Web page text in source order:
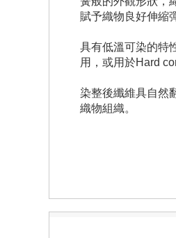
賦予織物良好伸縮
具有低溫可染的特
用，或用於Hard
染整後纖維具自然
織物組織。